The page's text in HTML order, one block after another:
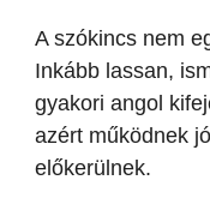
A szókincs nem
Inkább lassan,
gyakori angol
azért működnek
előkerülnek.